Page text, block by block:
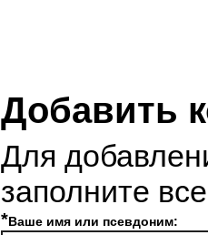
Добавить
Для
заполните
*Ваше имя или псевдоним: